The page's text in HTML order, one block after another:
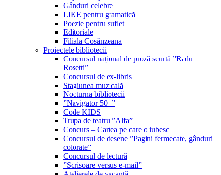
Gânduri celebre
LIKE pentru gramatică
Poezie pentru suflet
Editoriale
Filiala Cosânzeana
Proiectele bibliotecii
Concursul național de proză scurtă ”Radu
Rosetti”
Concursul de ex-libris
Stagiunea muzicală
Nocturna bibliotecii
”Navigator 50+”
Code KIDS
Trupa de teatru ”Alfa”
Concurs – Cartea pe care o iubesc
Concursul de desene ”Pagini fermecate, gânduri
colorate”
Concursul de lectură
”Scrisoare versus e-mail”